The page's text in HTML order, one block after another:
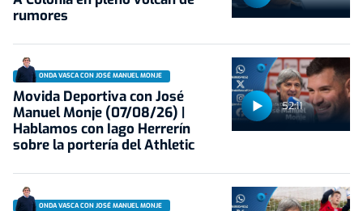
rumores
52:11
ONDA VASCA CON JOSÉ MANUEL MONJE
Movida Deportiva con José
Manuel Monje (07/08/26) |
Hablamos con Iago Herrerín
sobre la portería del Athletic
ONDA VASCA CON JOSÉ MANUEL MONJE